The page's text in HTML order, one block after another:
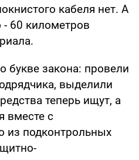
кабеля нет. А
- 60 километров
букве закона: провели
выделили
теперь ищут, а
вместе с
из подконтрольных